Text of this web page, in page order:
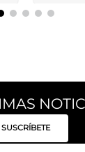
SUSCRÍBETE